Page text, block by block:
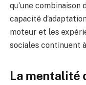
qu’une
capacité
moteur et les
sociales continuent
La mentalité